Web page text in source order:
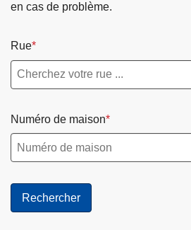
en cas de problème.
Rue
Numéro de maison